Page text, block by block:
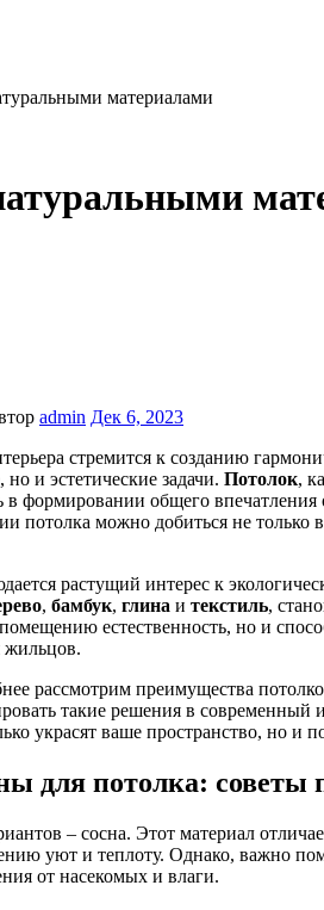
материалами
admin Дек 6, 2023
и эстетические задачи. Потолок,
формировании общего впечатления
потолка можно добиться не только
растущий интерес к
, бамбук, глина и текстиль,
естественность, но и
жильцов.
рассмотрим преимущества
такие решения в современный
украсят ваше пространство, но и
для потолка: советы
– сосна. Этот материал
уют и теплоту. Однако, важно
от насекомых и влаги.